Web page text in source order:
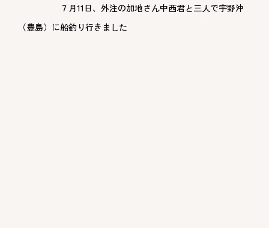
７月11日、外注の加地さん中西君と三人で宇野沖
（豊島）に船釣り行きました